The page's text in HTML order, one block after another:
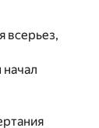
всерьез,